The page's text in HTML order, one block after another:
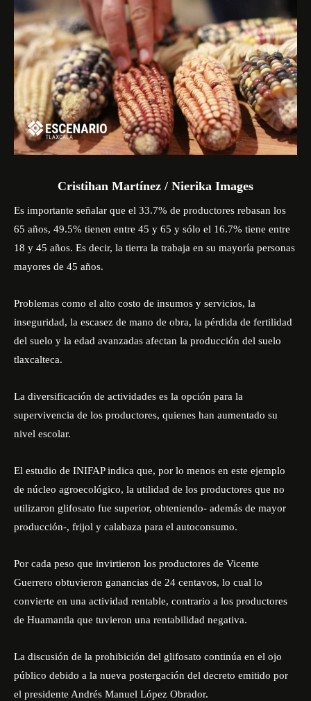
Cristihan Martínez / Nierika Images
Es importante señalar que el 33.7% de productores rebasan los
65 años, 49.5% tienen entre 45 y 65 y sólo el 16.7% tiene entre
18 y 45 años. Es decir, la tierra la trabaja en su mayoría personas
mayores de 45 años.
Problemas como el alto costo de insumos y servicios, la
inseguridad, la escasez de mano de obra, la pérdida de fertilidad
del suelo y la edad avanzadas afectan la producción del suelo
tlaxcalteca.
La diversificación de actividades es la opción para la
supervivencia de los productores, quienes han aumentado su
nivel escolar.
El estudio de INIFAP indica que, por lo menos en este ejemplo
de núcleo agroecológico, la utilidad de los productores que no
utilizaron glifosato fue superior, obteniendo- además de mayor
producción-, frijol y calabaza para el autoconsumo.
Por cada peso que invirtieron los productores de Vicente
Guerrero obtuvieron ganancias de 24 centavos, lo cual lo
convierte en una actividad rentable, contrario a los productores
de Huamantla que tuvieron una rentabilidad negativa.
La discusión de la prohibición del glifosato continúa en el ojo
público debido a la nueva postergación del decreto emitido por
el presidente Andrés Manuel López Obrador.